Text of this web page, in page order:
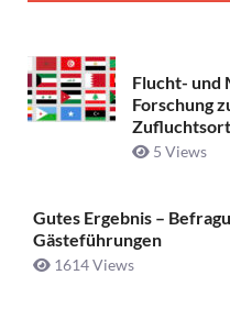
Flucht- und
Forschung
Zufluchtsort
5 Views
Gutes Ergebnis –
Gästeführungen
1614 Views